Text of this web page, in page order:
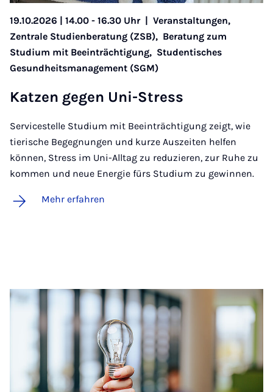
19.10.2026 | 14.00 - 16.30 Uhr
Veranstaltungen,
Zentrale Studienberatung (ZSB), Beratung zum
Studium mit Beeinträchtigung, Studentisches
Gesundheitsmanagement (SGM)
Kat­zen ge­gen Uni-Stress
Servicestelle Studium mit Beeinträchtigung zeigt, wie
tierische Begegnungen und kurze Auszeiten helfen
können, Stress im Uni-Alltag zu reduzieren, zur Ruhe zu
kommen und neue Energie fürs Studium zu gewinnen.
Mehr erfahren